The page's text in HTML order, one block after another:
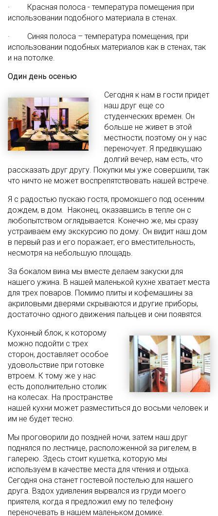
· Красная полоса - температура помещения при
использовании подобного материала в стенах.
· Синяя полоса – температура помещения, при
использовании подобных материалов как в стенах, так
и на потолке.
Один день осенью
Сегодня к нам в гости придет
наш друг еще со
студенческих времен. Он
больше не живет в этой
местности, поэтому он у нас
переночует. Я предвкушаю
долгий вечер, нам есть, что
рассказать друг другу. Покупки мы уже совершили, так
что ничто не может воспрепятствовать нашей встрече.
Я с радостью пускаю гостя, промокшего под осенним
дождем, в дом. Наконец, оказавшись в тепле он с
любопытством оглядывается. Конечно же, мы сразу
устраиваем ему экскурсию по дому. Он видит наш дом
в первый раз и его поражает, его вместительность,
несмотря на небольшую площадь.
За бокалом вина мы вместе делаем закуски для
нашего ужина. В нашей маленькой кухне хватает места
для трех поваров. Помимо плиты и кофемашины за
акриловыми дверями скрываются и другие приборы,
достаточно одного движения пальцев и они появятся.
Кухонный блок, к которому
можно подойти с трех
сторон, доставляет особое
удовольствие при готовке
втроем. К тому же у нас
есть дополнительно столик
на колесах. На пространстве
нашей кухни может разместиться до восьми человек и
им не будет тесно.
Мы проговорили до поздней ночи, затем наш друг
поднялся по лестнице, расположенной за ригелем, в
галерею. Здесь стоит кушетка, которую мы
используем в качестве места для чтения и отдыха.
Сегодня она станет гостевой постелью для нашего
друга. Вздох удивления вырвался из груди моего
приятеля, когда я предложил ему по телефону
переночевать в нашем маленьком домике.